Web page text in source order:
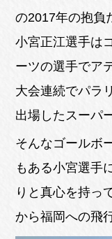
の2017年の抱負
小宮正江選手は
ーツの選手でア
大会連続でパラ
出場したスーパ
そんなゴールボ
もある小宮選手
りと真心を持っ
から福岡への飛